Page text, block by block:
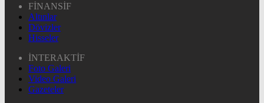
FİNANSİF
Altınlar
Dövizler
Hisseler
İNTERAKTİF
Foto Galeri
Video Galeri
Gazeteler